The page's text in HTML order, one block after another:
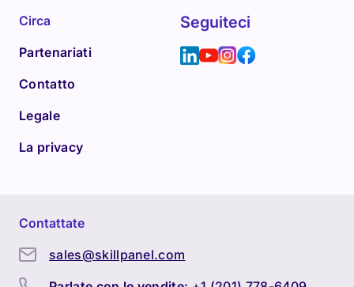
Circa
Partenariati
Contatto
Legale
La privacy
Seguiteci
Contattate
sales@skillpanel.com